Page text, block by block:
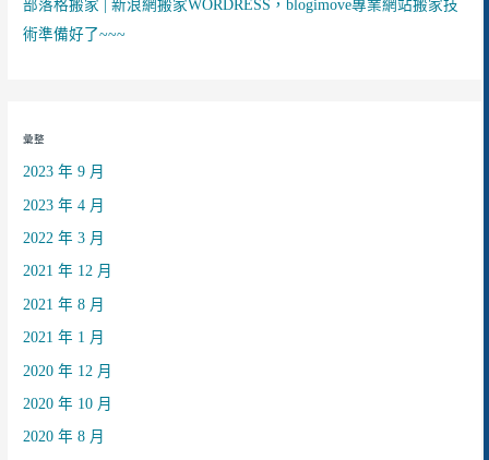
部落格搬家 | 新浪網搬家WORDRESS，blogimove專業網站搬家技
術準備好了~~~
彙整
2023 年 9 月
2023 年 4 月
2022 年 3 月
2021 年 12 月
2021 年 8 月
2021 年 1 月
2020 年 12 月
2020 年 10 月
2020 年 8 月